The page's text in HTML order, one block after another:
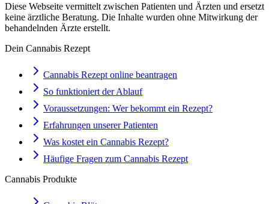
Diese Webseite vermittelt zwischen Patienten und Ärzten und ersetzt
keine ärztliche Beratung. Die Inhalte wurden ohne Mitwirkung der
behandelnden Ärzte erstellt.
Dein Cannabis Rezept
Cannabis Rezept online beantragen
So funktioniert der Ablauf
Voraussetzungen: Wer bekommt ein Rezept?
Erfahrungen unserer Patienten
Was kostet ein Cannabis Rezept?
Häufige Fragen zum Cannabis Rezept
Cannabis Produkte